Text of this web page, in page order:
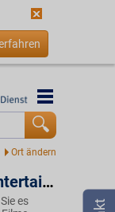
BestChoice streaming&entertainment
es